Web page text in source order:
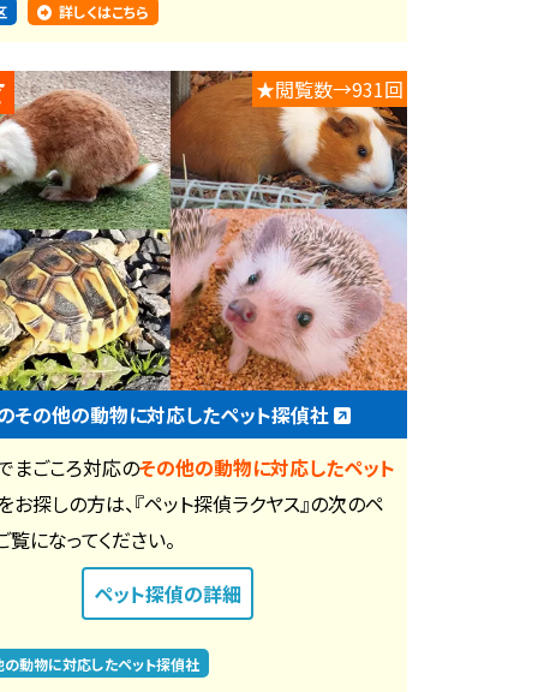
詳しくはこちら
★閲覧数→931回
その他の動物に対応したペット探偵社
まごころ対応のその他の動物に対応したペット
お探しの方は、『ペット探偵ラクヤス』の次のペ
になってください。
ペット探偵の詳細
の動物に対応したペット探偵社